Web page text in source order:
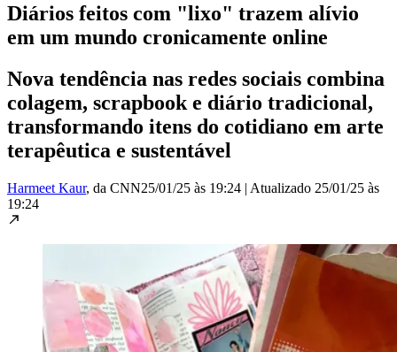
Diários feitos com "lixo" trazem alívio
em um mundo cronicamente online
Nova tendência nas redes sociais combina
colagem, scrapbook e diário tradicional,
transformando itens do cotidiano em arte
terapêutica e sustentável
Harmeet Kaur, da CNN25/01/25 às 19:24 | Atualizado 25/01/25 às
19:24